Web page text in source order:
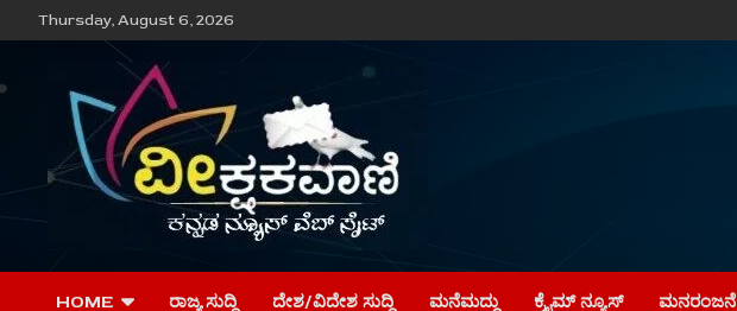
to
Thursday, August 6, 2026
ವೀಕ್ಷಕವಾಣಿ
HOME ರಾಜ್ಯ ಸುದ್ದಿ ದೇಶ/ವಿದೇಶ ಸುದ್ದಿ ಮನೆಮದ್ದು ಕ್ರೈಮ್‌ ನ್ಯೂಸ್ ಮನರಂಜನೆ